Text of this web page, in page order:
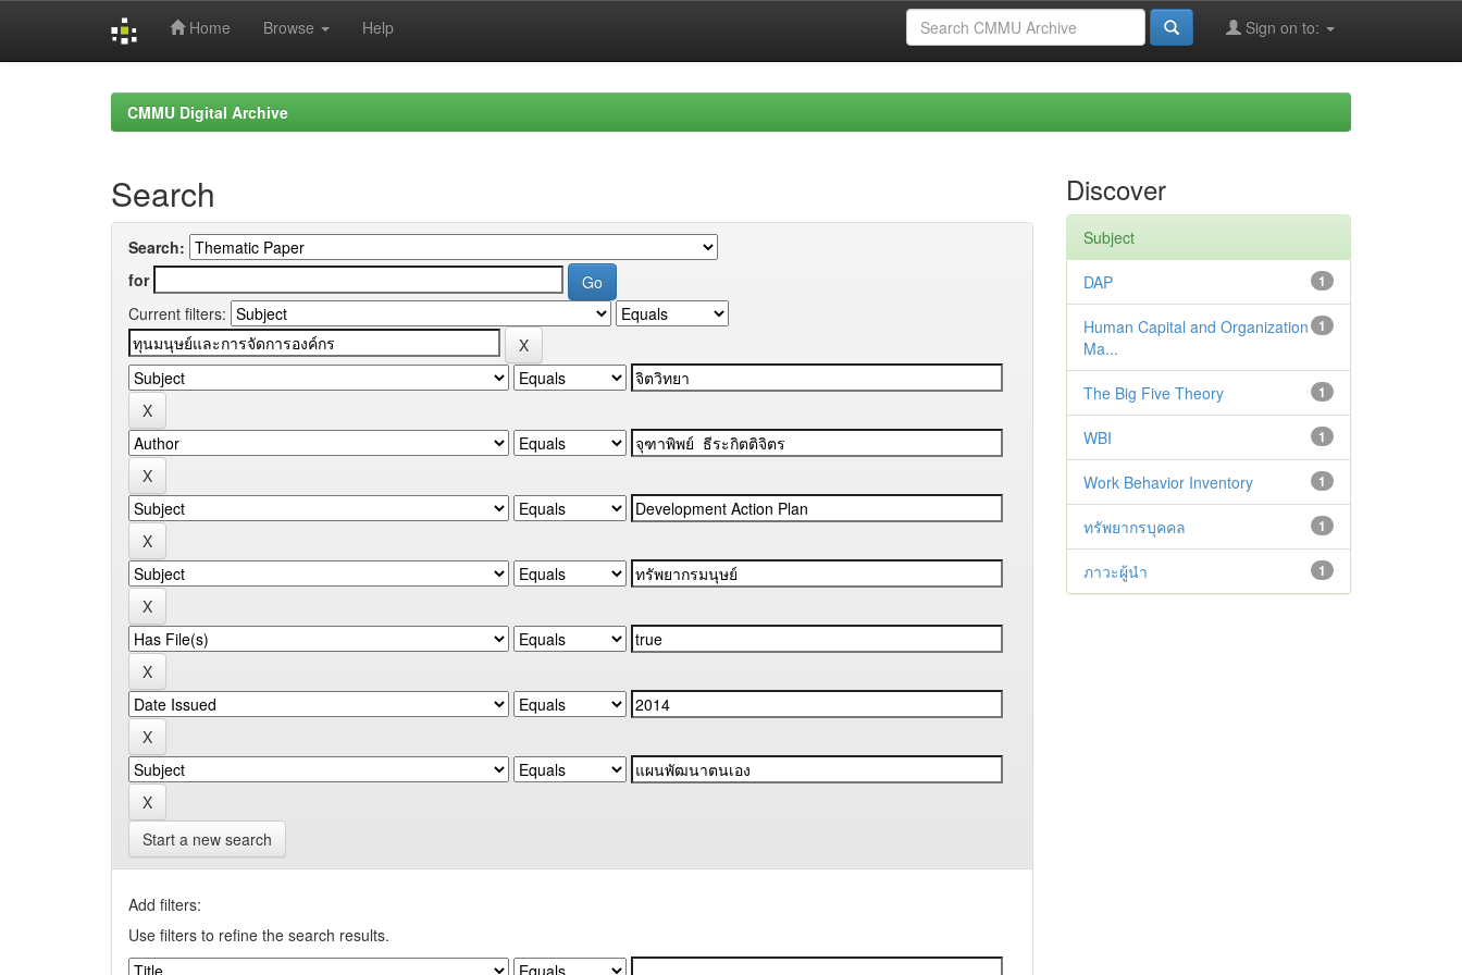
Home Browse Help Sign on to:
CMMU Digital Archive
Search
Search:
for
Current filters:
Start a new search
Add filters:
Use filters to refine the search results.
Discover
Subject
1
DAP
1
Human Capital and Organization
Ma...
1
The Big Five Theory
1
WBI
1
Work Behavior Inventory
1
ทรัพยากรบุคคล
1
ภาวะผู้นำ